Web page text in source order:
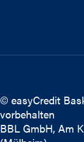
© easyCredit
vorbehalten
BBL GmbH, Am